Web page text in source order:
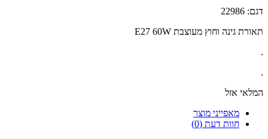
דגם: 22986
תאורת גינה וחוץ מעוצבת E27 60W
.
.
המלאי אזל
מאפייני מוצר
חוות דעת (0)